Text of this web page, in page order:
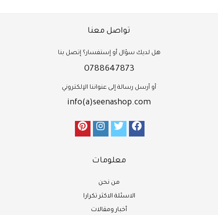
تواصل معنا
هل لديك سؤال أو إستفسار؟ إتصل بنا
0788647873
أو أرسل رسالة إلى عنواننا الإلكتروني
info(a)seenashop.com
معلومات
من نحن
الاسئلة الاكثر تكرارا
أخبار ومقالات